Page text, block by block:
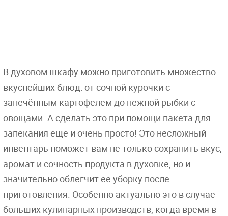
В духовом шкафу можно приготовить множество
вкуснейших блюд: от сочной курочки с
запечённым картофелем до нежной рыбки с
овощами. А сделать это при помощи пакета для
запекания ещё и очень просто! Это несложный
инвентарь поможет вам не только сохранить вкус,
аромат и сочность продукта в духовке, но и
значительно облегчит её уборку после
приготовления. Особенно актуально это в случае
больших кулинарных производств, когда время в